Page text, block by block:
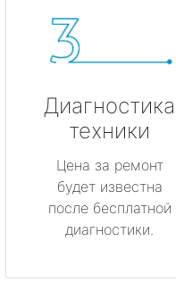
Диагностика
техники
Цена за ремонт
будет известна
после бесплатной
диагностики.